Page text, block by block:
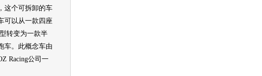
这个可拆卸的车
可以从一款四座
转变为一款半
车。此概念车由
Racing公司一